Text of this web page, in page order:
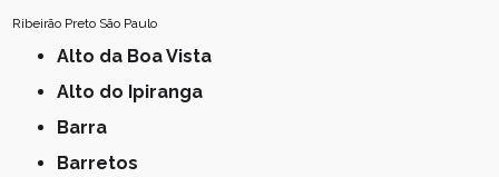
Ribeirão Preto São Paulo
Alto da Boa Vista
Alto do Ipiranga
Barra
Barretos